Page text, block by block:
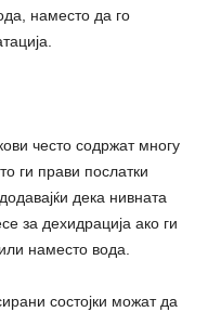
наместо да го
често содржат многу
ги прави послатки
дека нивната
за дехидрација ако ги
наместо вода.
состојки можат да